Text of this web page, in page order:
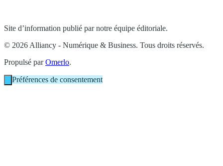
Site d’information publié par notre équipe éditoriale.
© 2026 Alliancy - Numérique & Business. Tous droits réservés.
Propulsé parOmerlo.
Préférences de consentement